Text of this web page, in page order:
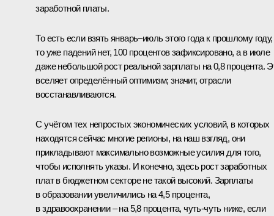
заработной платы.
То есть если взять январь–июль этого года к прошлому году,
то уже падений нет, 100 процентов зафиксировано, а в июле
даже небольшой рост реальной зарплаты на 0,8 процента.
вселяет определённый оптимизм; значит, отрасли
восстанавливаются.
С учётом тех непростых экономических условий, в которых
находятся сейчас многие регионы, на наш взгляд, они
прикладывают максимально возможные усилия для того,
чтобы исполнять указы. И конечно, здесь рост заработных
плат в бюджетном секторе не такой высокий. Зарплаты
в образовании увеличились на 4,5 процента,
в здравоохранении – на 5,8 процента, чуть-чуть ниже, если